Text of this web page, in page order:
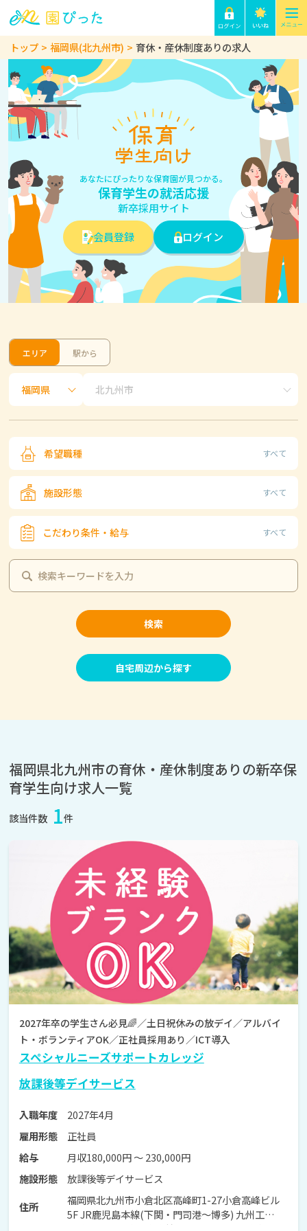
トップ 福岡県(北九州市) 育休・産休制度ありの求人
あなたにぴったりな保育園が見つかる。
保育学生の就活応援
新卒採用サイト
会員登録
ログイン
エリア 駅から
希望職種 すべて
施設形態 すべて
こだわり条件・給与 すべて
検索
自宅周辺から探す
福岡県北九州市の育休・産休制度ありの新卒保
育学生向け求人一覧
該当件数 1件
2027年卒の学生さん必見🌈／土日祝休みの放デイ／アルバイ
ト・ボランティアOK／正社員採用あり／ICT導入
スペシャルニーズサポートカレッジ
放課後等デイサービス
入職年度
2027年4月
雇用形態
正社員
給与
月収180,000円 〜 230,000円
施設形態
放課後等デイサービス
住所
福岡県北九州市小倉北区高峰町1-27小倉高峰ビル
5F JR鹿児島本線(下関・門司港～博多) 九州工大前